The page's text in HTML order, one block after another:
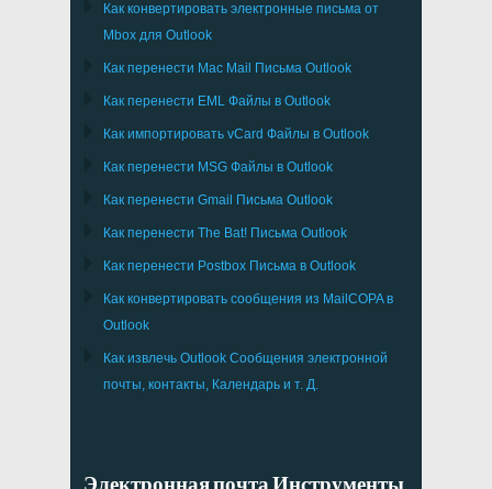
Как конвертировать электронные письма от
Mbox для Outlook
Как перенести Mac Mail Письма Outlook
Как перенести EML Файлы в Outlook
Как импортировать vCard Файлы в Outlook
Как перенести MSG Файлы в Outlook
Как перенести Gmail Письма Outlook
Как перенести The Bat! Письма Outlook
Как перенести Postbox Письма в Outlook
Как конвертировать сообщения из MailCOPAв
Outlook
Как извлечь Outlook Сообщения электронной
почты, контакты, Календарь и т. Д.